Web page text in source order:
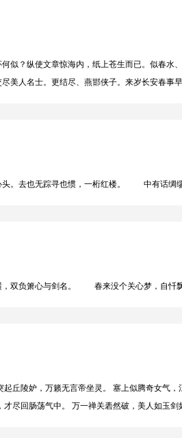
？纵使文章惊海内，纸上苍生而已。似春
美人名士。更结尽、燕邯侠子。来岁长安春事
去也无踪寻也惯，一桁红楼。 中有话绸缪
双负箫心与剑名。 春来没个关心梦，自忏飘
丘陵妒，万籁无言帝坐灵。 塞上似腾奇女气
尽回肠荡气中。 万一禅关砉然破，美人如玉剑